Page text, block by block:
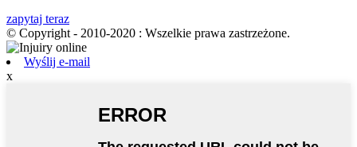
zapytaj teraz
© Copyright - 2010-2020 : Wszelkie prawa zastrzeżone.
Wyślij e-mail
x